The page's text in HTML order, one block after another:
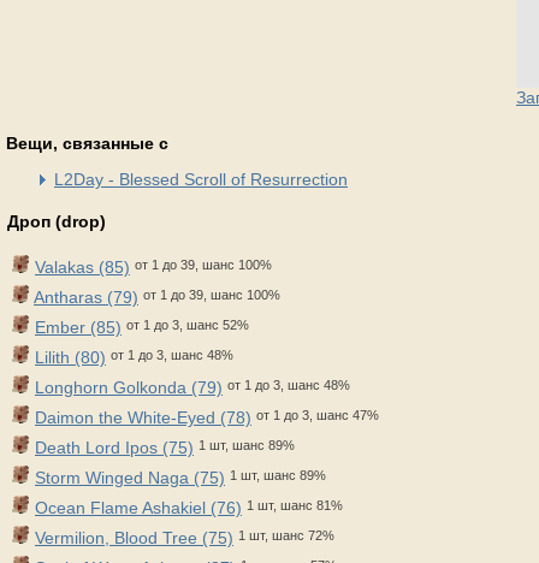
Вещи, связанные с
L2Day - Blessed Scroll of Resurrection
Дроп (drop)
Valakas (85) от 1 до 39, шанс 100%
Antharas (79) от 1 до 39, шанс 100%
Ember (85) от 1 до 3, шанс 52%
Lilith (80) от 1 до 3, шанс 48%
Longhorn Golkonda (79) от 1 до 3, шанс 48%
Daimon the White-Eyed (78) от 1 до 3, шанс 47%
Death Lord Ipos (75) 1 шт, шанс 89%
Storm Winged Naga (75) 1 шт, шанс 89%
Ocean Flame Ashakiel (76) 1 шт, шанс 81%
Vermilion, Blood Tree (75) 1 шт, шанс 72%